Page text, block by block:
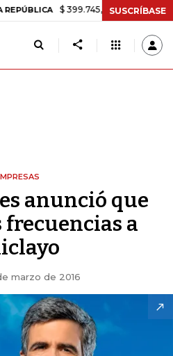
$ 399.745,16 +$ 2.295,71 +0,58%
SUSCRÍBASE
anunció que
a
marzo de 2016